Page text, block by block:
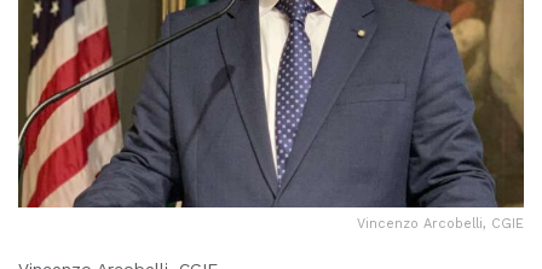
Vincenzo Arcobelli, CGIE